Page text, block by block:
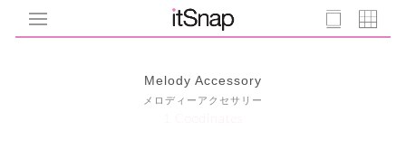
Melody Accessory
メロディーアクセサリー
1 Coodinates